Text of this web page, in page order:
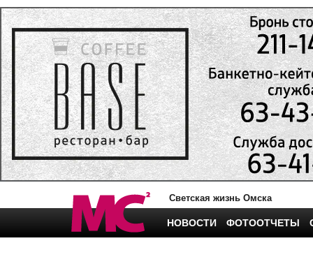
Светская жизнь Омска
НОВОСТИ ФОТООТЧЕТЫ